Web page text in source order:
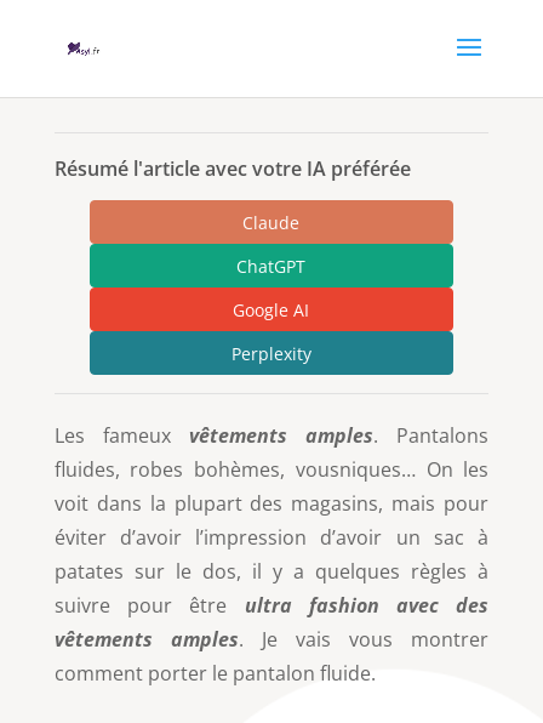
Résumé l'article avec votre IA préférée
Claude
ChatGPT
Google AI
Perplexity
Les fameux vêtements amples. Pantalons
fluides, robes bohèmes, vousniques… On les
voit dans la plupart des magasins, mais pour
éviter d’avoir l’impression d’avoir un sac à
patates sur le dos, il y a quelques règles à
suivre pour être ultra fashion avec des
vêtements amples. Je vais vous montrer
comment porter le pantalon fluide.